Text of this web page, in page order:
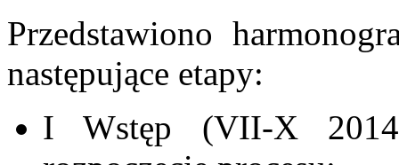
Przedstawiono
następujące etapy:
I Wstęp (VII-X